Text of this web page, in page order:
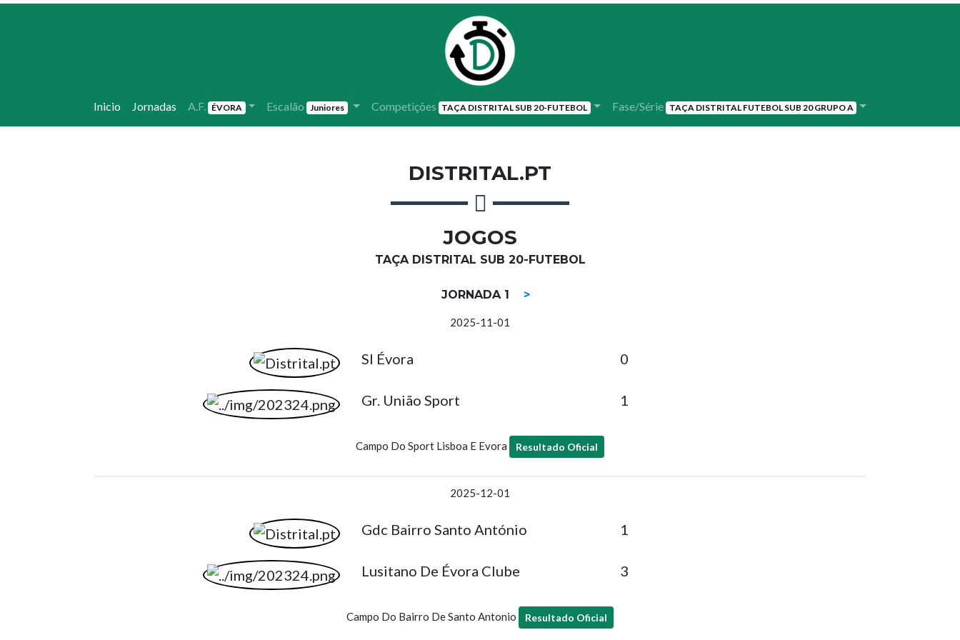
Inicio Jornadas A.F. ÉVORA Escalão Juniores Competições TAÇA DISTRITAL SUB 20-FUTEBOL Fase/Série TAÇA DISTRITAL FUTEBOL SUB 20 GRUPO A
DISTRITAL.PT
JOGOS
TAÇA DISTRITAL SUB 20-FUTEBOL
JORNADA 1 >
2025-11-01
Sl Évora 0
Gr. União Sport 1
Campo Do Sport Lisboa E Evora Resultado Oficial
2025-12-01
Gdc Bairro Santo António 1
Lusitano De Évora Clube 3
Campo Do Bairro De Santo Antonio Resultado Oficial